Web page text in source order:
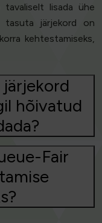
tavaliselt lisada ühe
tasuta järjekord on
kehtestamiseks,
hõivatud
Fair